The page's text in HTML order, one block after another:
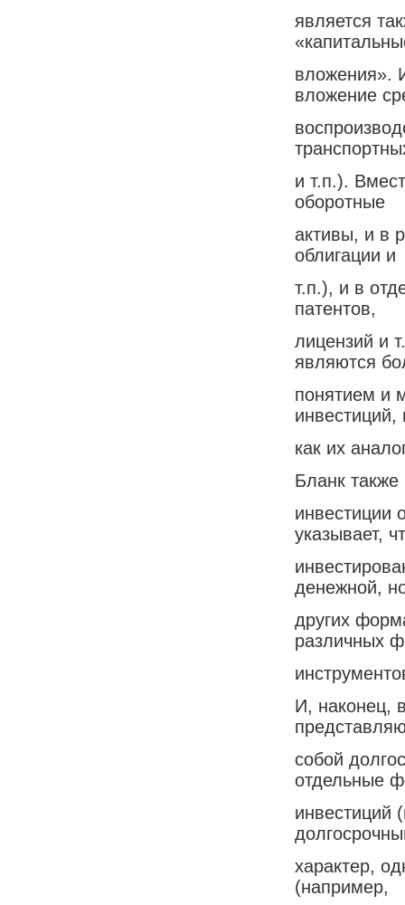
является
вложения».
вложение
и т.п.).
оборотные
активы, и в
облигации и
т.п.), и в
патентов,
лицензий и
являются
понятием и
инвестиций,
как их
Бланк также
инвестиции
указывает,
денежной,
других
различных
И, наконец,
собой
отдельные
инвестиций
характер,
(например,